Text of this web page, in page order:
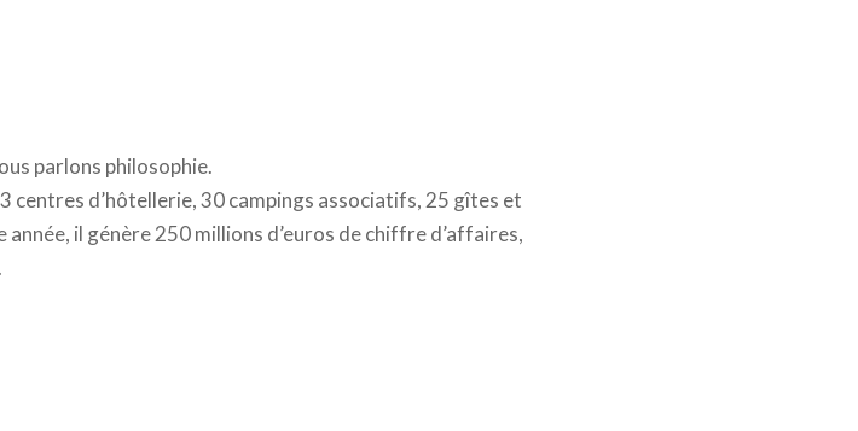
parlons philosophie.
centres d’hôtellerie, 30 campings associatifs, 25 gîtes et
il génère 250 millions d’euros de chiffre d’affaires,